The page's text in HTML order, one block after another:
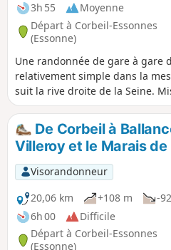
3h 55
Moyenne
Départ à Corbeil-Essonnes
(Essonne)
Une randonnée de gare à gare
relativement simple dans la
suit la rive droite de la Seine.
gare de départ et l'accès à la
maintient au plus près du fleuve.
De Corbeil à
Villeroy et le Marais de
Visorandonneur
20,06 km
+108 m
-
6h 00
Difficile
Départ à Corbeil-Essonnes
(Essonne)